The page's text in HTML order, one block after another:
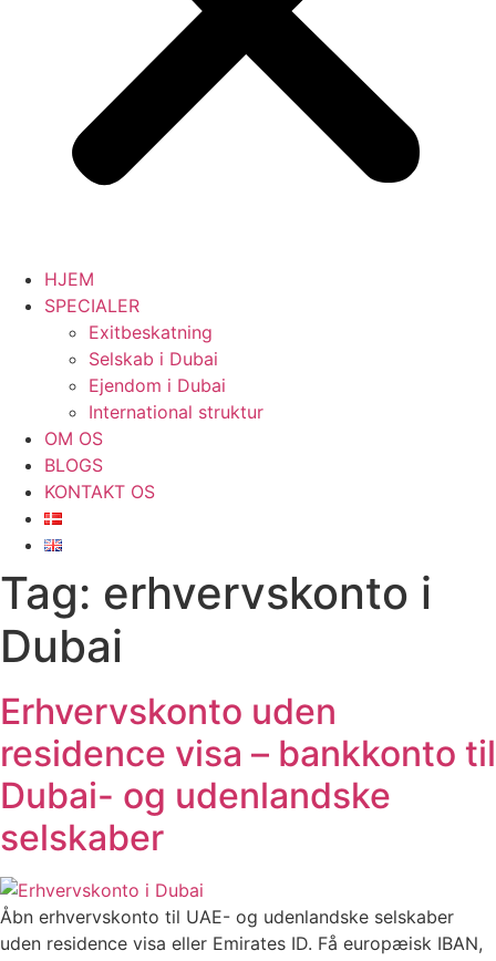
HJEM
SPECIALER
Exitbeskatning
Selskab i Dubai
Ejendom i Dubai
International struktur
OM OS
BLOGS
KONTAKT OS
Tag: erhvervskonto i
Dubai
Erhvervskonto uden
residence visa – bankkonto til
Dubai- og udenlandske
selskaber
Åbn erhvervskonto til UAE- og udenlandske selskaber
uden residence visa eller Emirates ID. Få europæisk IBAN,